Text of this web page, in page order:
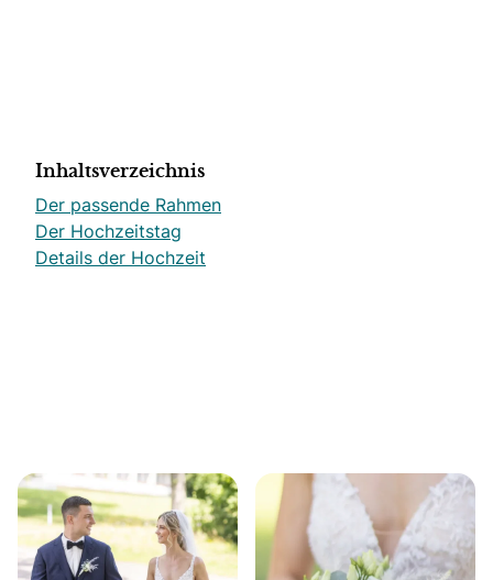
Inhaltsverzeichnis
Der passende Rahmen
Der Hochzeitstag
Details der Hochzeit